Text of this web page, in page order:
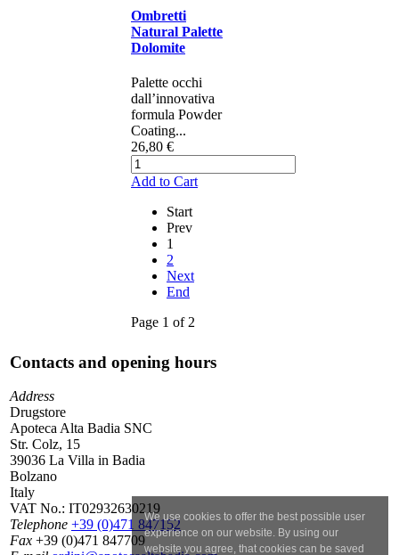
We use cookies to offer the best possible user
experience on our website. By using our
website you agree, that cookies can be saved
Ombretti
Natural Palette
Dolomite
Palette occhi
dall’innovativa
formula Powder
Coating...
26,80 €
Add to Cart
Start
Prev
1
2
Next
End
Page 1 of 2
Contacts and opening hours
Address
Drugstore
Apoteca Alta Badia SNC
Str. Colz, 15
39036 La Villa in Badia
Bolzano
Italy
VAT No.: IT02932630219
Telephone +39 (0)471 847152
Fax +39 (0)471 847709